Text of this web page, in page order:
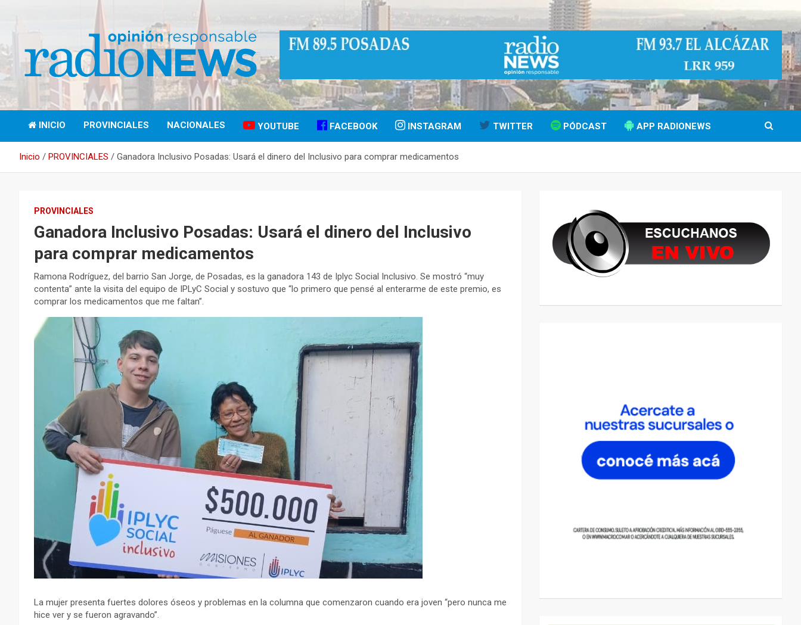
contenido
Radio News Misiones
89.5 Mhz
Opinión Responsable
INICIO PROVINCIALES NACIONALES YOUTUBE FACEBOOK INSTAGRAM TWITTER PÓDCAST APP RADIONEWS
Inicio PROVINCIALES Ganadora Inclusivo Posadas: Usará el dinero del Inclusivo para comprar medicamentos
PROVINCIALES
Ganadora Inclusivo Posadas: Usará el dinero del Inclusivo
para comprar medicamentos
Ramona Rodríguez, del barrio San Jorge, de Posadas, es la ganadora 143 de Iplyc Social Inclusivo. Se mostró “muy
contenta” ante la visita del equipo de IPLyC Social y sostuvo que “lo primero que pensé al enterarme de este premio, es
comprar los medicamentos que me faltan”.
La mujer presenta fuertes dolores óseos y problemas en la columna que comenzaron cuando era joven “pero nunca me
hice ver y se fueron agravando”.